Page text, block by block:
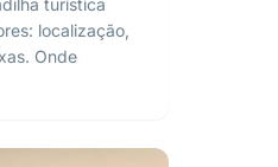
turística
localização,
Onde